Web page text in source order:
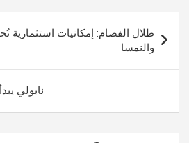
المقالات
طلال الفصام: إمكانيات استثمارية
والنمسا
نابولي